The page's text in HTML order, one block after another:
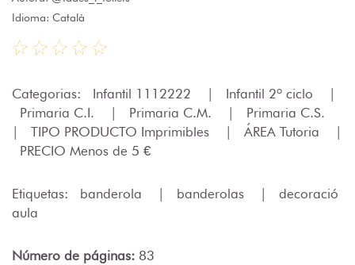
Idioma: Català
Categorias: Infantil 1112222 | Infantil 2º ciclo
|
Primaria C.I.
| Primaria C.M. |
Primaria C.S.
|
TIPO PRODUCTO Imprimibles | ÁREA Tutoria
|
PRECIO Menos de 5 €
Etiquetas: banderola | banderolas |
decoració
aula
Número de páginas: 83